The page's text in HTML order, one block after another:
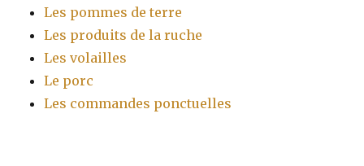
Les pommes de terre
Les produits de la ruche
Les volailles
Le porc
Les commandes ponctuelles